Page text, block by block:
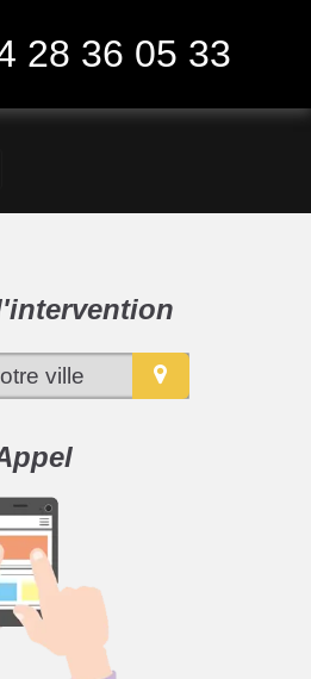
28 36 05 33